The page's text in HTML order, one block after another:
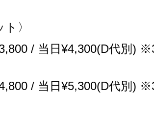
ト〉
/ 当日 ¥4,300(D代別 ) ※
/ 当日 ¥5,300(D代別 ) ※